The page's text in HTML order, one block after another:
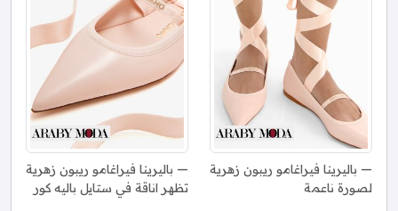
باليرينا فيراغامو ريبون زهرية
لصورة ناعمة
باليرينا فيراغامو ريبون زهرية
تظهر اناقة في ستايل باليه كور